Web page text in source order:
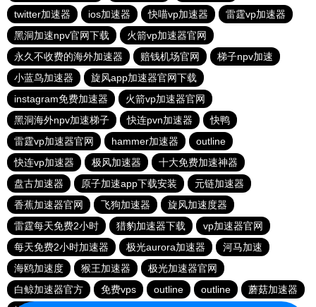
twitter加速器
ios加速器 快喵vp加速器
雷霆vp加速器
黑洞加速npv官网下载
火箭vp加速器官网
永久不收费的海外加速器
赔钱机场官网
梯子npv加速
小蓝鸟加速器
旋风app加速器官网下载
instagram免费加速器
火箭vp加速器官网
黑洞海外npv加速梯子
快连pvn加速器
快鸭
雷霆vp加速器官网
hammer加速器
outline
快连vp加速器
极风加速器
十大免费加速神器
盘古加速器
原子加速app下载安装
元链加速器
香蕉加速器官网
飞狗加速器
旋风加速度器
雷霆每天免费2小时
猎豹加速器下载
vp加速器官网
每天免费2小时加速器
极光aurora加速器
河马加速
海鸥加速度
猴王加速器
极光加速器官网
白鲸加速器官方
免费vps outline outline
蘑菇加速器